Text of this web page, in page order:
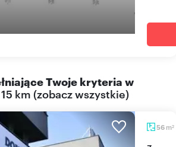
Twoje kryteria w
15 km (zobacz wszystkie)
56 m2